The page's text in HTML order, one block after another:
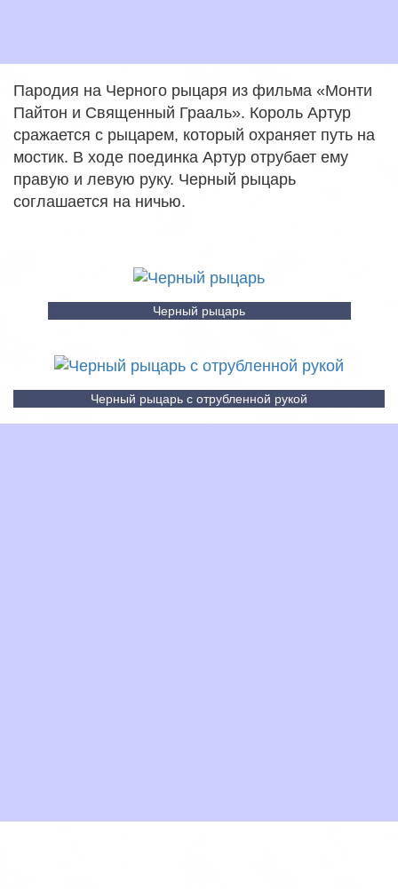
Пародия на Черного рыцаря из фильма «Монти
Пайтон и Священный Грааль». Король Артур
сражается с рыцарем, который охраняет путь на
мостик. В ходе поединка Артур отрубает ему
правую и левую руку. Черный рыцарь
соглашается на ничью.
Черный рыцарь
Черный рыцарь с отрубленной рукой